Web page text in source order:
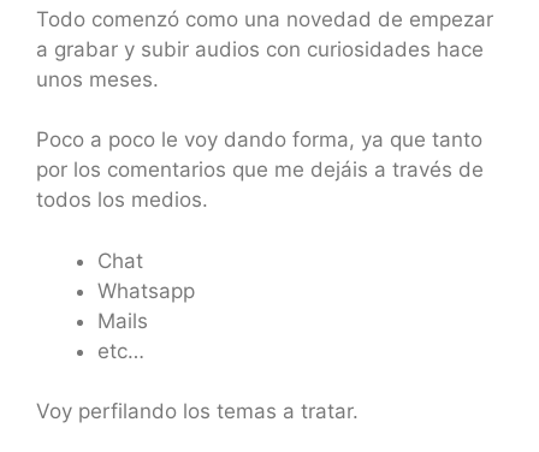
Todo comenzó como una novedad de empezar
a grabar y subir audios con curiosidades hace
unos meses.
Poco a poco le voy dando forma, ya que tanto
por los comentarios que me dejáis a través de
todos los medios.
Chat
Whatsapp
Mails
etc…
Voy perfilando los temas a tratar.